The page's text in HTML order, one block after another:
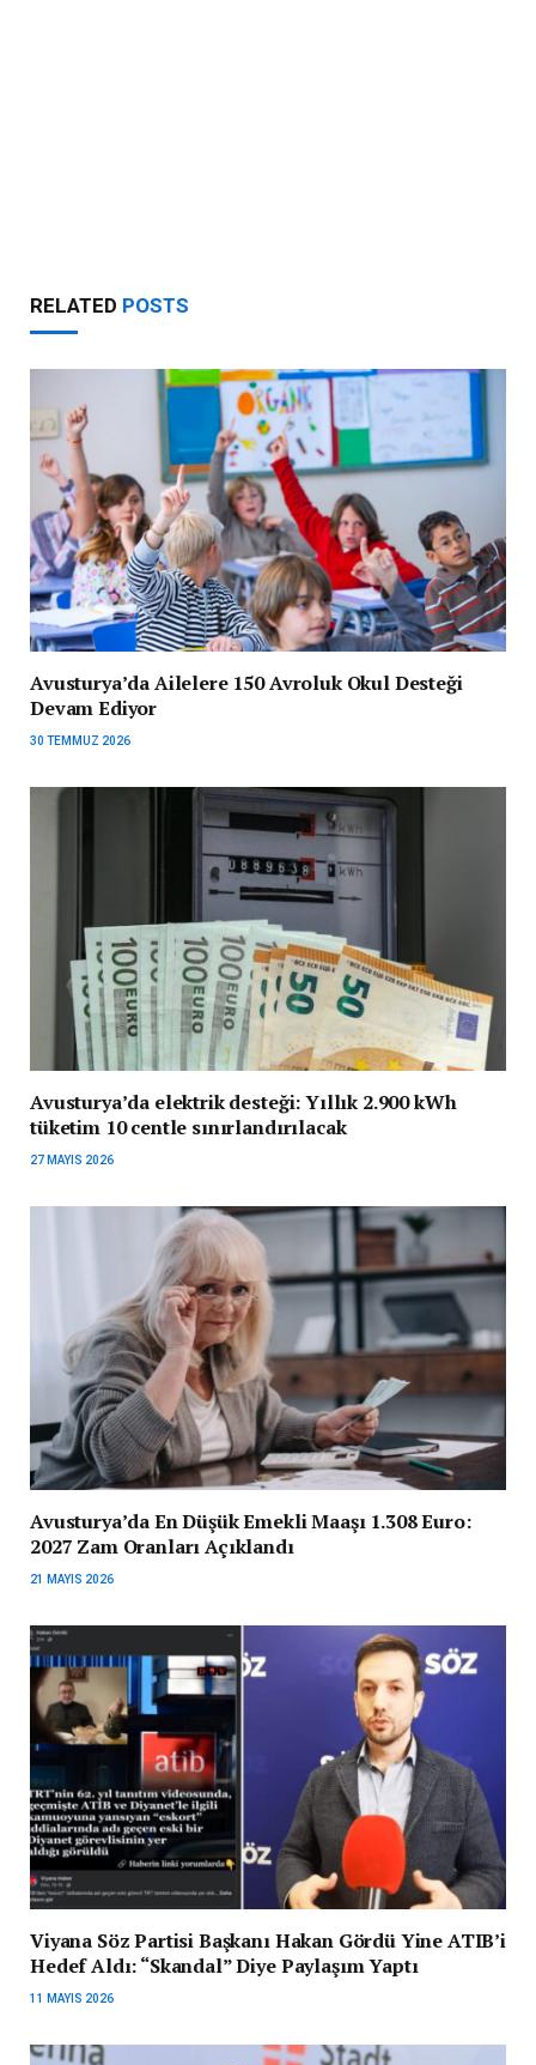
RELATED POSTS
Avusturya’da Ailelere 150 Avroluk Okul Desteği
Devam Ediyor
30 TEMMUZ 2026
Avusturya’da elektrik desteği: Yıllık 2.900 kWh
tüketim 10 centle sınırlandırılacak
27 MAYIS 2026
Avusturya’da En Düşük Emekli Maaşı 1.308 Euro:
2027 Zam Oranları Açıklandı
21 MAYIS 2026
Viyana Söz Partisi Başkanı Hakan Gördü Yine ATIB’i
Hedef Aldı: “Skandal” Diye Paylaşım Yaptı
11 MAYIS 2026